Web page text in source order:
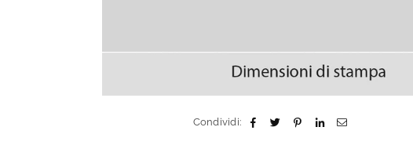
Condividi: